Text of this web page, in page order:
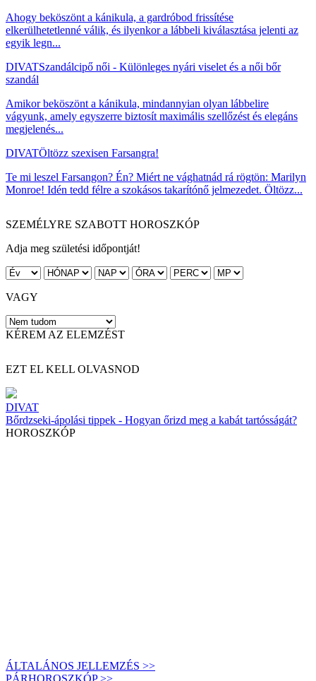
Ahogy beköszönt a kánikula, a gardróbod frissítése
elkerülhetetlenné válik, és ilyenkor a lábbeli kiválasztása jelenti az
egyik legn...
DIVATSzandálcipő női - Különleges nyári viselet és a női bőr
szandál
Amikor beköszönt a kánikula, mindannyian olyan lábbelire
vágyunk, amely egyszerre biztosít maximális szellőzést és elegáns
megjelenés...
DIVATÖltözz szexisen Farsangra!
Te mi leszel Farsangon? Én? Miért ne vághatnád rá rögtön: Marilyn
Monroe! Idén tedd félre a szokásos takarítónő jelmezedet. Öltözz...
SZEMÉLYRE SZABOTT HOROSZKÓP
Adja meg születési időpontját!
VAGY
KÉREM AZ ELEMZÉST
EZT EL KELL OLVASNOD
DIVAT
Bőrdzseki-ápolási tippek - Hogyan őrizd meg a kabát tartósságát?
HOROSZKÓP
ÁLTALÁNOS JELLEMZÉS >>